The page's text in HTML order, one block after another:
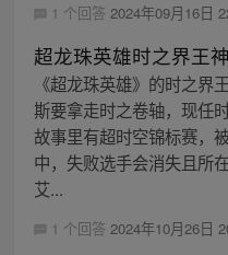
1 个回答 2024年09月16日
超龙珠英雄时之界王
《超龙珠英雄》的时之界
斯要拿走时之卷轴，现任
故事里有超时空锦标赛，
中，失败选手会消失且所
艾...
1 个回答 2024年10月26日